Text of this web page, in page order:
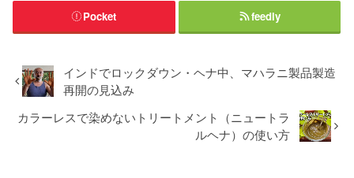
Pocket feedly
インドでロックダウン・ヘナ中、マハラニ製品製造
再開の見込み
カラーレスで染めないトリートメント（ニュートラ
ルヘナ）の使い方